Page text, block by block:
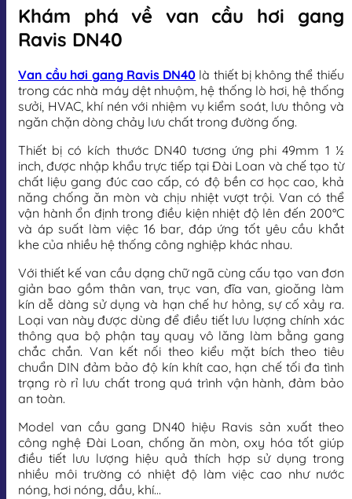
Khám phá về van cầu hơi gang
Ravis DN40
Van cầu hơi gang Ravis DN40 là thiết bị không thể thiếu
trong các nhà máy dệt nhuộm, hệ thống lò hơi, hệ thống
sưởi, HVAC, khí nén với nhiệm vụ kiểm soát, lưu thông và
ngăn chặn dòng chảy lưu chất trong đường ống.
Thiết bị có kích thước DN40 tương ứng phi 49mm 1 ½
inch, được nhập khẩu trực tiếp tại Đài Loan và chế tạo từ
chất liệu gang đúc cao cấp, có độ bền cơ học cao, khả
năng chống ăn mòn và chịu nhiệt vượt trội. Van có thể
vận hành ổn định trong điều kiện nhiệt độ lên đến 200°C
và áp suất làm việc 16 bar, đáp ứng tốt yêu cầu khắt
khe của nhiều hệ thống công nghiệp khác nhau.
Với thiết kế van cầu dạng chữ ngã cùng cấu tạo van đơn
giản bao gồm thân van, trục van, đĩa van, gioăng làm
kín dễ dàng sử dụng và hạn chế hư hỏng, sự cố xảy ra.
Loại van này được dùng để điều tiết lưu lượng chính xác
thông qua bộ phận tay quay vô lăng làm bằng gang
chắc chắn. Van kết nối theo kiểu mặt bích theo tiêu
chuẩn DIN đảm bảo độ kín khít cao, hạn chế tối đa tình
trạng rò rỉ lưu chất trong quá trình vận hành, đảm bảo
an toàn.
Model van cầu gang DN40 hiệu Ravis sản xuất theo
công nghệ Đài Loan, chống ăn mòn, oxy hóa tốt giúp
điều tiết lưu lượng hiệu quả thích hợp sử dụng trong
nhiều môi trường có nhiệt độ làm việc cao như nước
nóng, hơi nóng, dầu, khí…